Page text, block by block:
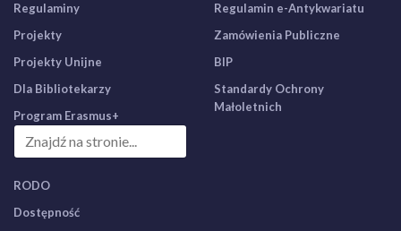
Regulaminy
Projekty
Projekty Unijne
Dla Bibliotekarzy
Program Erasmus+
Regulamin e-Antykwariatu
Zamówienia Publiczne
BIP
Standardy Ochrony
Małoletnich
RODO
Dostępność